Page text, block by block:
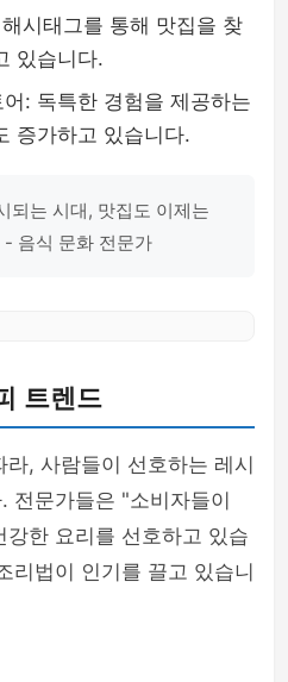
시태그를 통해 맛집을 찾
있습니다.
: 독특한 경험을 제공하는
증가하고 있습니다.
되는 시대, 맛집도 이제는
음식 문화 전문가
트렌드
, 사람들이 선호하는 레시
전문가들은 "소비자들이
한 요리를 선호하고 있습
리법이 인기를 끌고 있습니